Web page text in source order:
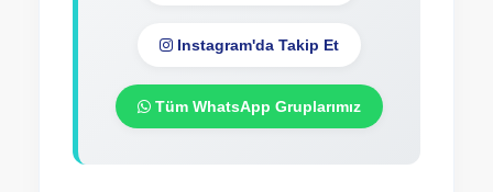
Instagram'da Takip Et
Tüm WhatsApp Gruplarımız